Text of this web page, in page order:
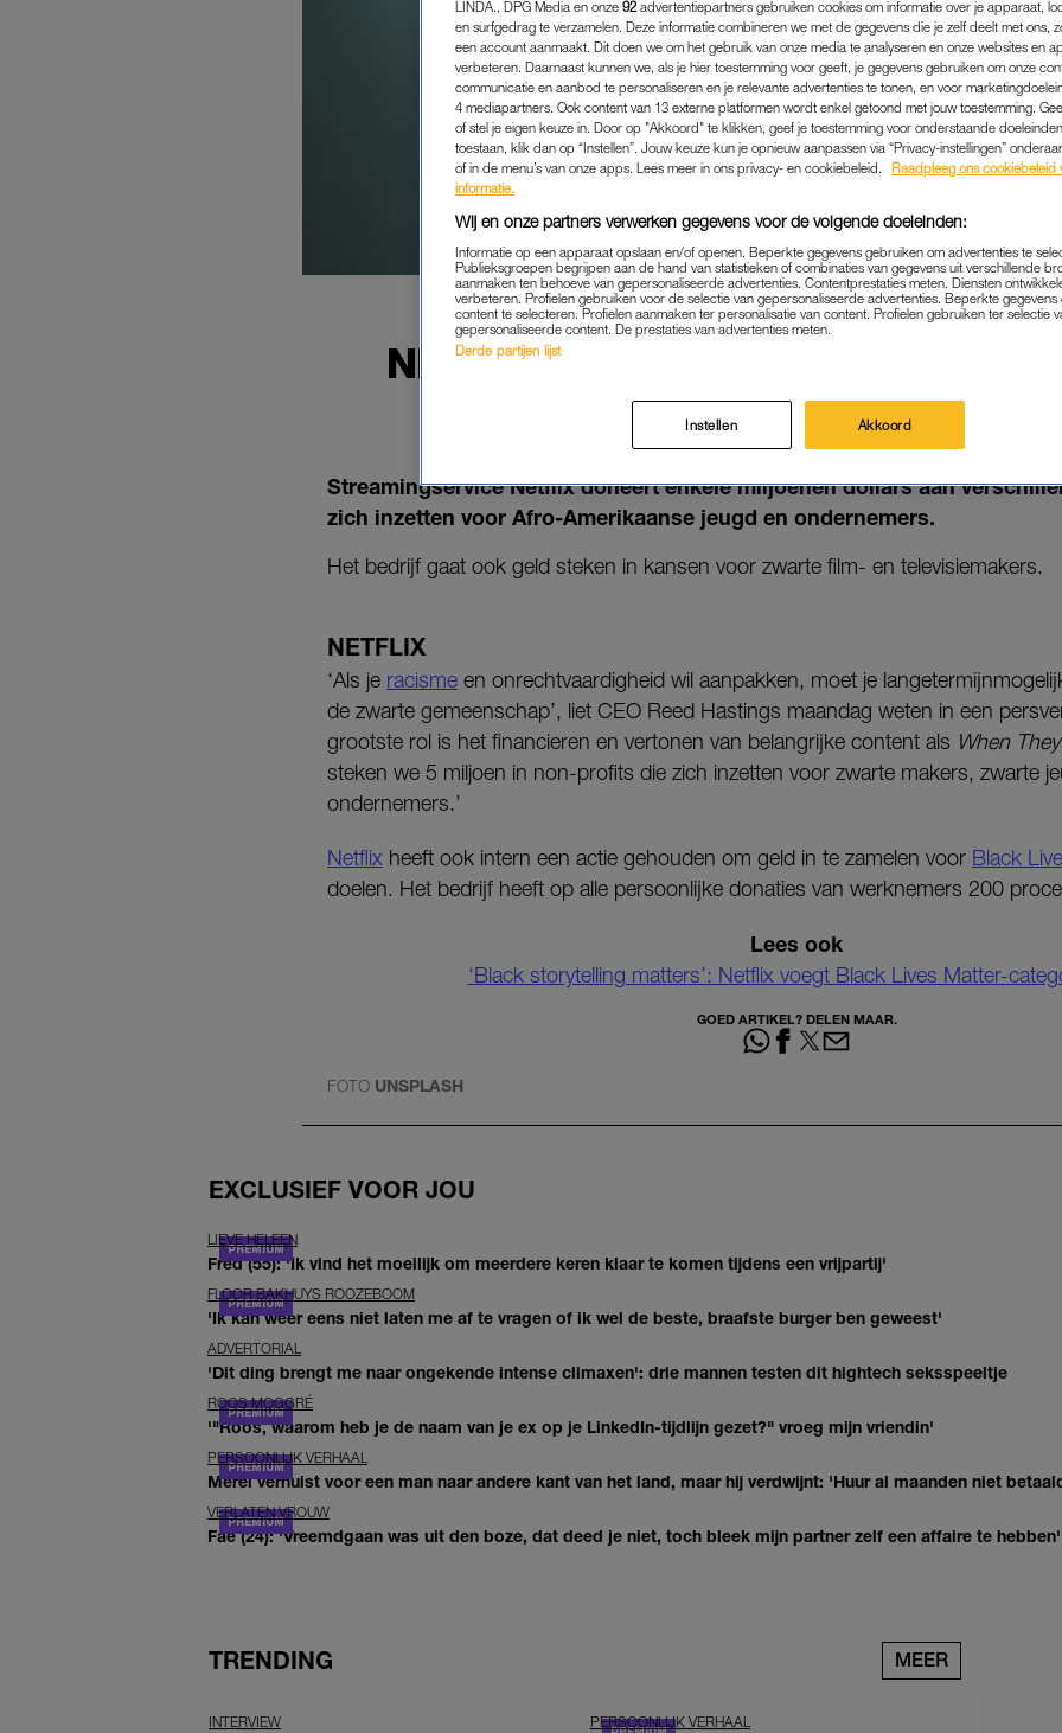
NETFLIX ZET ZICH IN VOOR
MATTER EN DONEERT
NIEUWS |LINDA.
16-06-2020 KIRSTEN ZIJDERVELD
Streamingservice Netflix doneert enkele miljoenen dollars aan
zich inzetten voor Afro-Amerikaanse jeugd en ondernemers.
Het bedrijf gaat ook geld steken in kansen voor zwarte film- en televisiemakers.
NETFLIX
‘Als je racisme en onrechtvaardigheid wil aanpakken, moet je
de zwarte gemeenschap’, liet CEO Reed Hastings maandag weten in een
grootste rol is het financieren en vertonen van belangrijke content als When
steken we 5 miljoen in non-profits die zich inzetten voor zwarte makers, zwarte
ondernemers.’
Netflix heeft ook intern een actie gehouden om geld in te zamelen voor Black
doelen. Het bedrijf heeft op alle persoonlijke donaties van werknemers 200
Lees ook
‘Black storytelling matters’: Netflix voegt Black Lives Matter-
GOED ARTIKEL? DELEN MAAR.
FOTO UNSPLASH
EXCLUSIEF VOOR JOU
LIEVE HELEEN
Fred (55): 'Ik vind het moeilijk om meerdere keren klaar te komen tijdens een vrijpartij'
FLOOR BAKHUYS ROOZEBOOM
'Ik kan weer eens niet laten me af te vragen of ik wel de beste, braafste burger ben geweest'
ADVERTORIAL
'Dit ding brengt me naar ongekende intense climaxen': drie mannen testen dit hightech seksspeeltje
ROOS MOGGRÉ
'"Roos, waarom heb je de naam van je ex op je LinkedIn-tijdlijn gezet?" vroeg mijn vriendin'
PERSOONLIJK VERHAAL
Merel verhuist voor een man naar andere kant van het land, maar hij verdwijnt: 'Huur al maanden niet
VERLATEN VROUW
Fae (24): 'Vreemdgaan was uit den boze, dat deed je niet, toch bleek mijn partner zelf een affaire te hebben'
TRENDING MEER
INTERVIEW PERSOONLIJK VERHAAL
LINDA., DPG Media en onze 92 advertentiepartners gebruiken cookies om informatie over je apparaat,
en surfgedrag te verzamelen. Deze informatie combineren we met de gegevens die je zelf deelt met ons,
een account aanmaakt. Dit doen we om het gebruik van onze media te analyseren en onze websites en
verbeteren. Daarnaast kunnen we, als je hier toestemming voor geeft, je gegevens gebruiken om onze
communicatie en aanbod te personaliseren en je relevante advertenties te tonen, en voor
4 mediapartners. Ook content van 13 externe platformen wordt enkel getoond met jouw toestemming.
of stel je eigen keuze in. Door op "Akkoord" te klikken, geef je toestemming voor onderstaande
toestaan, klik dan op “Instellen”. Jouw keuze kun je opnieuw aanpassen via “Privacy-instellingen”
of in de menu’s van onze apps. Lees meer in ons privacy- en cookiebeleid.
Raadpleeg ons cookiebeleid
informatie.
Wij en onze partners verwerken gegevens voor de volgende doeleinden:
Informatie op een apparaat opslaan en/of openen. Beperkte gegevens gebruiken om advertenties te
Publieksgroepen begrijpen aan de hand van statistieken of combinaties van gegevens uit verschillende
aanmaken ten behoeve van gepersonaliseerde advertenties. Contentprestaties meten. Diensten
verbeteren. Profielen gebruiken voor de selectie van gepersonaliseerde advertenties. Beperkte
content te selecteren. Profielen aanmaken ter personalisatie van content. Profielen gebruiken ter selectie
gepersonaliseerde content. De prestaties van advertenties meten.
Derde partijen lijst
Instellen Akkoord